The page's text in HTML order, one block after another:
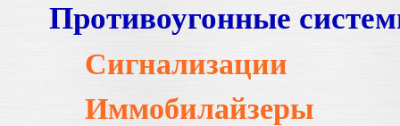
Противоугонные
Сигнализации
Иммобилайзеры